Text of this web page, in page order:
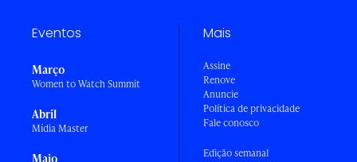
Eventos
Março
Women to Watch Summit
Abril
Mídia Master
Maio
Mais
Assine
Renove
Anuncie
Política de privacidade
Fale conosco
Edição semanal